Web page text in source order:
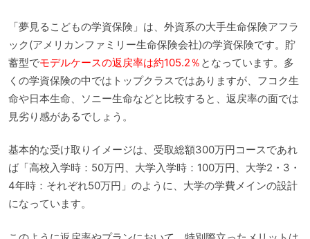
「夢見るこどもの学資保険」は、外資系の大手生命保険アフラ
ック(アメリカンファミリー生命保険会社)の学資保険です。貯
蓄型でモデルケースの返戻率は約105.2％ となっています。多
くの学資保険の中ではトップクラスではありますが、フコク生
命や日本生命、ソニー生命などと比較すると、返戻率の面では
見劣り感があるでしょう。
基本的な受け取りイメージは、受取総額300万円コースであれ
ば「高校入学時：50万円、大学入学時：100万円、大学2・3・
4年時：それぞれ50万円」のように、大学の学費メインの設計
になっています。